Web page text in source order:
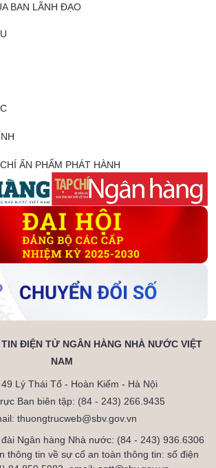
BAN LÃNH ĐẠO
ẤN PHẨM PHÁT HÀNH
ĐIỆN TỬ NGÂN HÀNG NHÀ NƯỚC VIỆT
NAM
Lý Thái Tổ - Hoàn Kiếm - Hà Nội
Ban biên tập: (84 - 243) 266.9435
thuongtrucweb@sbv.gov.vn
Ngân hàng Nhà nước: (84 - 243) 936.6306
thông tin về sự cố an toàn thông tin: số điện